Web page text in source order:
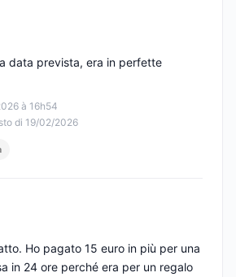
à 16h54
di 19/02/2026
data prevista, era in perfette
Ho pagato 15 euro in più per una
in 24 ore perché era per un regalo